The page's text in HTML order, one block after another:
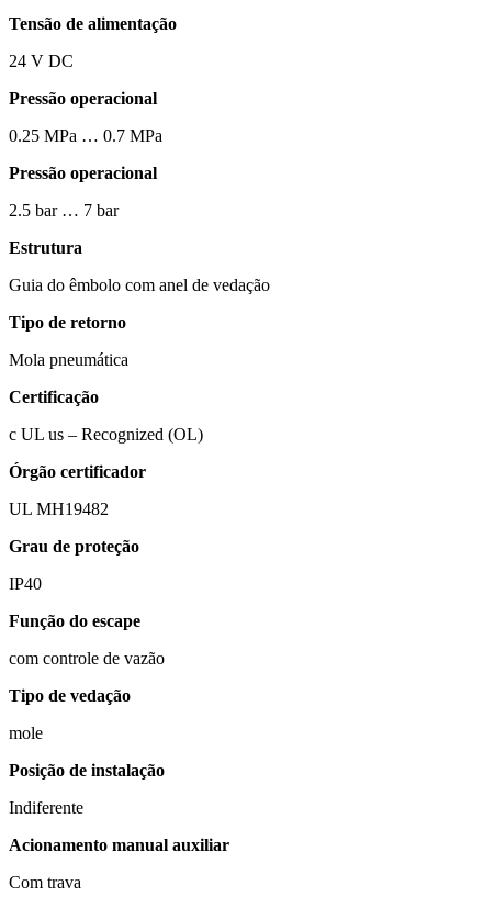
Tensão de alimentação
24 V DC
Pressão operacional
0.25 MPa … 0.7 MPa
Pressão operacional
2.5 bar … 7 bar
Estrutura
Guia do êmbolo com anel de vedação
Tipo de retorno
Mola pneumática
Certificação
c UL us – Recognized (OL)
Órgão certificador
UL MH19482
Grau de proteção
IP40
Função do escape
com controle de vazão
Tipo de vedação
mole
Posição de instalação
Indiferente
Acionamento manual auxiliar
Com trava